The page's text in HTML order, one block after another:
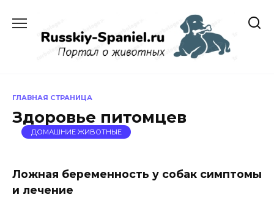
содержанию
ГЛАВНАЯ СТРАНИЦА
Здоровье питомцев
ДОМАШНИЕ ЖИВОТНЫЕ
Ложная беременность у собак симптомы
и лечение